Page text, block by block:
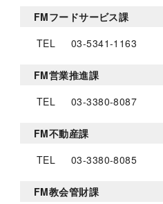
FMフードサービス課
TEL
03-5341-1163
FM営業推進課
TEL
03-3380-8087
FM不動産課
TEL
03-3380-8085
FM教会管財課